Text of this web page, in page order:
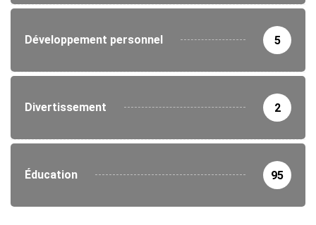
Développement personnel 5
Divertissement 2
Éducation 95